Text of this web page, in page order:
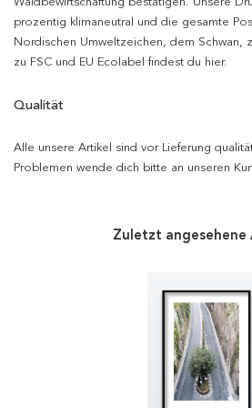
prozentig klimaneutral und die gesamte
Nordischen Umweltzeichen, dem Schwan,
zu FSC und EU Ecolabel findest du hier.
Qualität
Alle unsere Artikel sind vor Lieferung
Problemen wende dich bitte an unseren
Zuletzt angesehene